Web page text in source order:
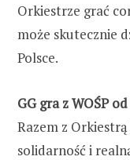
Orkiestrze grać
może skutecznie
Polsce.
GG gra z WOŚP
Razem z
solidarność i